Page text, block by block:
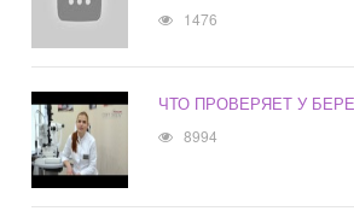
1476
ЧТО ПРОВЕРЯЕТ У
8994